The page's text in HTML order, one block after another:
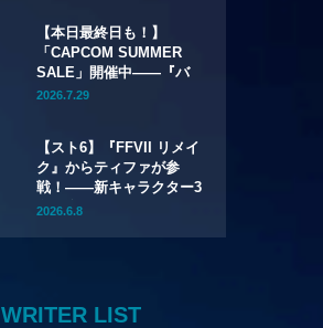
初セール
【本日最終日も！】
「CAPCOM SUMMER
SALE」開催中——『バ
イオハザード リメイク
ード レクイエム』も
20%OFFに
2026.7.29
【スト6】『FFVII リメイ
ク』からティファが参
戦！――新キャラクター3
名を含むYear 4のライン
2026.6.8
WRITER LIST